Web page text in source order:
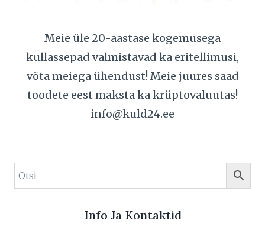
Meie üle 20-aastase kogemusega
kullassepad valmistavad ka eritellimusi,
võta meiega ühendust! Meie juures saad
toodete eest maksta ka krüptovaluutas!
info@kuld24.ee
Info Ja Kontaktid